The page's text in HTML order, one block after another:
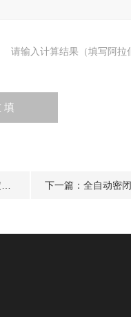
请输入计算结果（填写阿拉
下一篇： 全自动密